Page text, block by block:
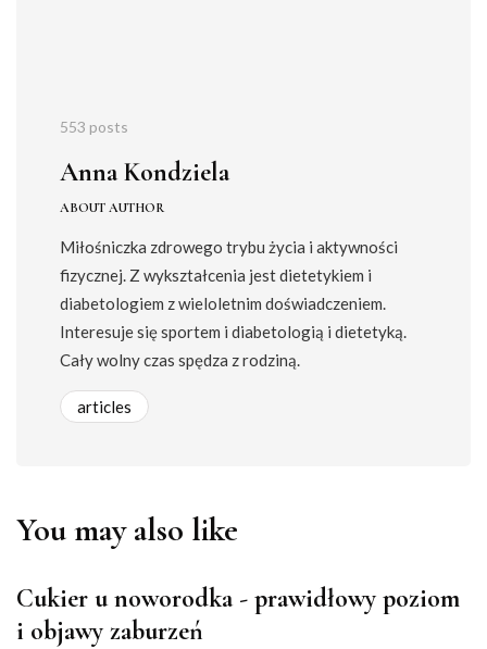
553 posts
Anna Kondziela
ABOUT AUTHOR
Miłośniczka zdrowego trybu życia i aktywności
fizycznej. Z wykształcenia jest dietetykiem i
diabetologiem z wieloletnim doświadczeniem.
Interesuje się sportem i diabetologią i dietetyką.
Cały wolny czas spędza z rodziną.
articles
You may also like
Cukier u noworodka - prawidłowy poziom
i objawy zaburzeń